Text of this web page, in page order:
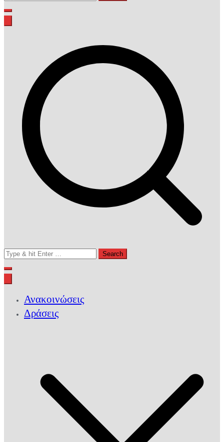
for:
Search
for:
Ανακοινώσεις
Δράσεις